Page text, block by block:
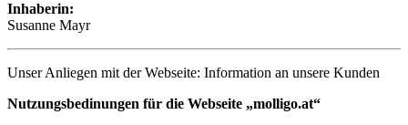
Inhaberin:
Susanne Mayr
Unser Anliegen mit der Webseite: Information an unsere Kunden
Nutzungsbedinungen für die Webseite „molligo.at“